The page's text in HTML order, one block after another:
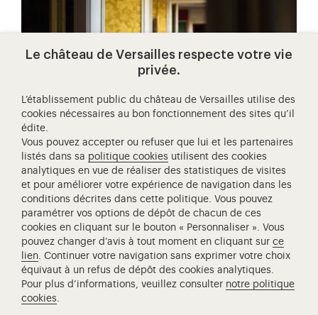
images d'un siècle (1814-1919)
Parcourez la collection "Images d’un siècle" qui
permet d’évoquer les grands événements du XIXe
siècle, l’avancée vers la…
Le château de Versailles respecte votre vie
privée.
L’établissement public du château de Versailles utilise des
cookies nécessaires au bon fonctionnement des sites qu’il
édite.
Vous pouvez accepter ou refuser que lui et les partenaires
listés dans sa politique cookies utilisent des cookies
analytiques en vue de réaliser des statistiques de visites
et pour améliorer votre expérience de navigation dans les
conditions décrites dans cette politique. Vous pouvez
paramétrer vos options de dépôt de chacun de ces
cookies en cliquant sur le bouton « Personnaliser ». Vous
pouvez changer d’avis à tout moment en cliquant surce
lien. Continuer votre navigation sans exprimer votre choix
équivaut à un refus de dépôt des cookies analytiques.
Pour plus d’informations, veuillez consulter notre politique
cookies.